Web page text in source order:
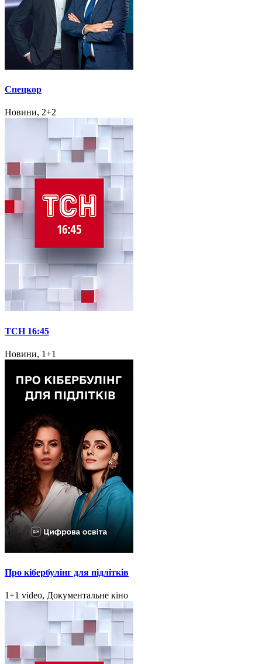
Спецкор
Новини, 2+2
ТСН 16:45
Новини, 1+1
Про кібербулінг для підлітків
1+1 video, Документальне кіно